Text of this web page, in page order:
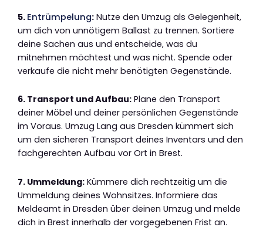
5. Entrümpelung: Nutze den Umzug als Gelegenheit,
um dich von unnötigem Ballast zu trennen. Sortiere
deine Sachen aus und entscheide, was du
mitnehmen möchtest und was nicht. Spende oder
verkaufe die nicht mehr benötigten Gegenstände.
6. Transport und Aufbau: Plane den Transport
deiner Möbel und deiner persönlichen Gegenstände
im Voraus. Umzug Lang aus Dresden kümmert sich
um den sicheren Transport deines Inventars und den
fachgerechten Aufbau vor Ort in Brest.
7. Ummeldung: Kümmere dich rechtzeitig um die
Ummeldung deines Wohnsitzes. Informiere das
Meldeamt in Dresden über deinen Umzug und melde
dich in Brest innerhalb der vorgegebenen Frist an.